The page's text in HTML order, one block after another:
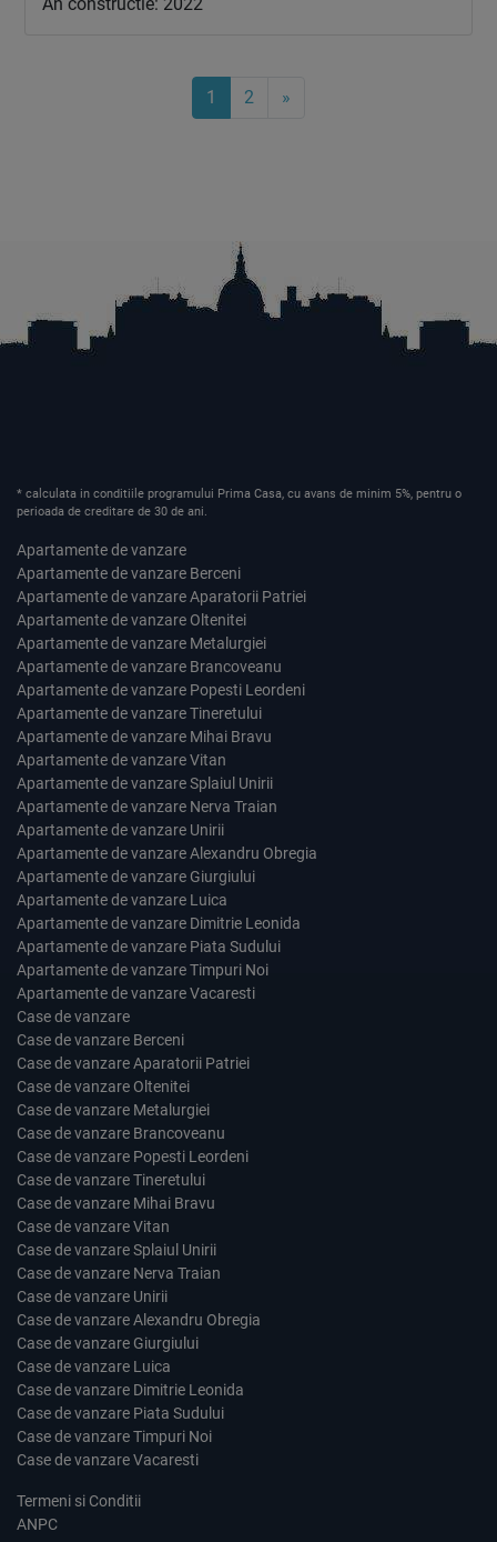
1 2 »
* calculata in conditiile programului Prima Casa, cu avans de minim 5%, pentru o
perioada de creditare de 30 de ani.
Apartamente de vanzare
Apartamente de vanzare Berceni
Apartamente de vanzare Aparatorii Patriei
Apartamente de vanzare Oltenitei
Apartamente de vanzare Metalurgiei
Apartamente de vanzare Brancoveanu
Apartamente de vanzare Popesti Leordeni
Apartamente de vanzare Tineretului
Apartamente de vanzare Mihai Bravu
Apartamente de vanzare Vitan
Apartamente de vanzare Splaiul Unirii
Apartamente de vanzare Nerva Traian
Apartamente de vanzare Unirii
Apartamente de vanzare Alexandru Obregia
Apartamente de vanzare Giurgiului
Apartamente de vanzare Luica
Apartamente de vanzare Dimitrie Leonida
Apartamente de vanzare Piata Sudului
Apartamente de vanzare Timpuri Noi
Apartamente de vanzare Vacaresti
Case de vanzare
Case de vanzare Berceni
Case de vanzare Aparatorii Patriei
Case de vanzare Oltenitei
Case de vanzare Metalurgiei
Case de vanzare Brancoveanu
Case de vanzare Popesti Leordeni
Case de vanzare Tineretului
Case de vanzare Mihai Bravu
Case de vanzare Vitan
Case de vanzare Splaiul Unirii
Case de vanzare Nerva Traian
Case de vanzare Unirii
Case de vanzare Alexandru Obregia
Case de vanzare Giurgiului
Case de vanzare Luica
Case de vanzare Dimitrie Leonida
Case de vanzare Piata Sudului
Case de vanzare Timpuri Noi
Case de vanzare Vacaresti
Termeni si Conditii
ANPC